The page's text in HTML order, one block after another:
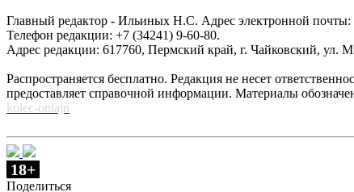
Главный редактор - Ильиных Н.С. Адрес электронной почты:
Телефон редакции: +7 (34241) 9-60-80.
Адрес редакции: 617760, Пермский край, г. Чайковский, ул.
Распространяется бесплатно. Редакция не несет
предоставляет справочной информации. Материалы
kolec-onlajn
18+
Поделиться